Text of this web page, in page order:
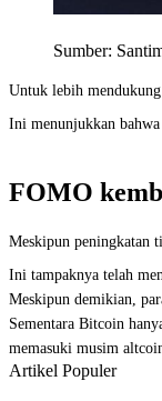
Sumber:
Untuk lebih
Ini menunjukkan
FOMO
Meskipun peningkatan
Ini tampaknya telah
Meskipun demikian,
Sementara Bitcoin
memasuki musim
Artikel Populer